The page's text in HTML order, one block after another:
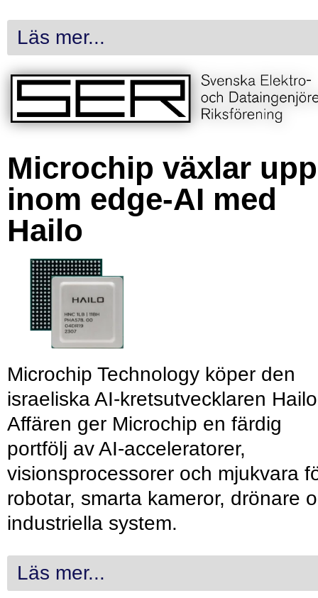
Läs mer...
Microchip växlar upp
inom edge-AI med
Hailo
Microchip Technology köper den
israeliska AI-kretsutvecklaren
Affären ger Microchip en färdig
portfölj av AI-acceleratorer,
visionsprocessorer och mjukvara
robotar, smarta kameror, drönare
industriella system.
Läs mer...